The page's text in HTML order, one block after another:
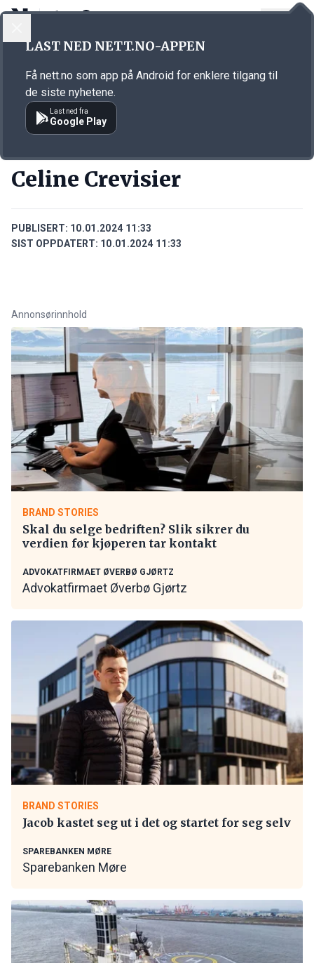
Annonsørinnhold
Celine Crevisier
PUBLISERT: 10.01.2024 11:33
SIST OPPDATERT: 10.01.2024 11:33
Annonsørinnhold
BRAND STORIES
Skal du selge bedriften? Slik sikrer du
verdien før kjøperen tar kontakt
ADVOKATFIRMAET ØVERBØ GJØRTZ
Advokatfirmaet Øverbø Gjørtz
BRAND STORIES
Jacob kastet seg ut i det og startet for seg selv
SPAREBANKEN MØRE
Sparebanken Møre
LAST NED NETT.NO-APPEN
Få nett.no som app på Android for enklere tilgang til
de siste nyhetene.
Last ned fra
Google Play